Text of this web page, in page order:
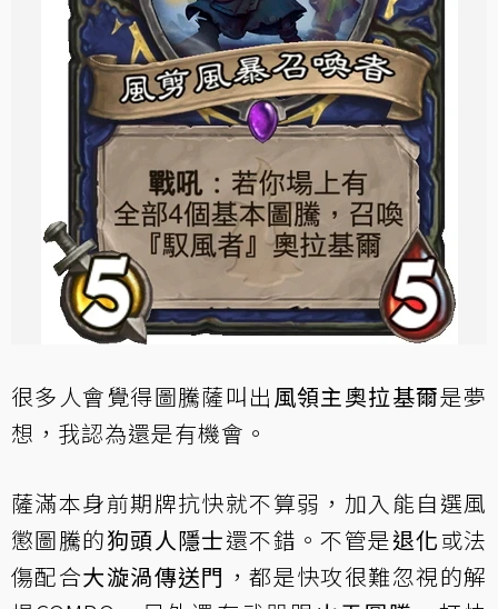
很多人會覺得圖騰薩叫出風領主奧拉基爾是夢
想，我認為還是有機會。
薩滿本身前期牌抗快就不算弱，加入能自選風
懲圖騰的狗頭人隱士還不錯。不管是退化或法
傷配合大漩渦傳送門 ，都是快攻很難忽視的解